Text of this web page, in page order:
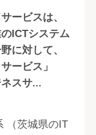
ービスは、
ICTシステム
に対して、
ービス」
スサ...
（茨城県のIT